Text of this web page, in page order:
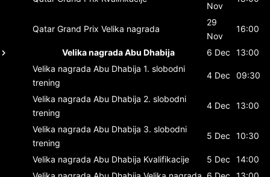
Nov
Qatar Grand Prix Velika nagrada
29
Nov
16:00
Velika nagrada Abu Dhabija 6 Dec
13:00
Velika nagrada Abu Dhabija 1. slobodni
trening
4 Dec 09:30
Velika nagrada Abu Dhabija 2. slobodni
trening
4 Dec 13:00
Velika nagrada Abu Dhabija 3. slobodni
trening
5 Dec 10:30
Velika nagrada Abu Dhabija Kvalifikacije 5 Dec
14:00